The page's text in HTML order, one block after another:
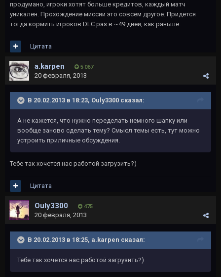
продумано, игроки хотят больше кредитов, каждый матч
уникален. Прохождение миссии это совсем другое. Придется
тогда кормить игроков DLC раз в ~49 дней, как раньше.
Цитата
a.karpen 5 067
20 февраля, 2013
В 20.02.2013 в 18:23, Ouly3300 сказал:
А не кажется, что нужно переделать немного шапку или
вообще заново сделать тему? Смысл темы есть, тут можно
устроить приличные обсуждения.
Тебе так хочется нас работой загрузить?)
Цитата
Ouly3300 475
20 февраля, 2013
В 20.02.2013 в 18:25, a.karpen сказал:
Тебе так хочется нас работой загрузить?)